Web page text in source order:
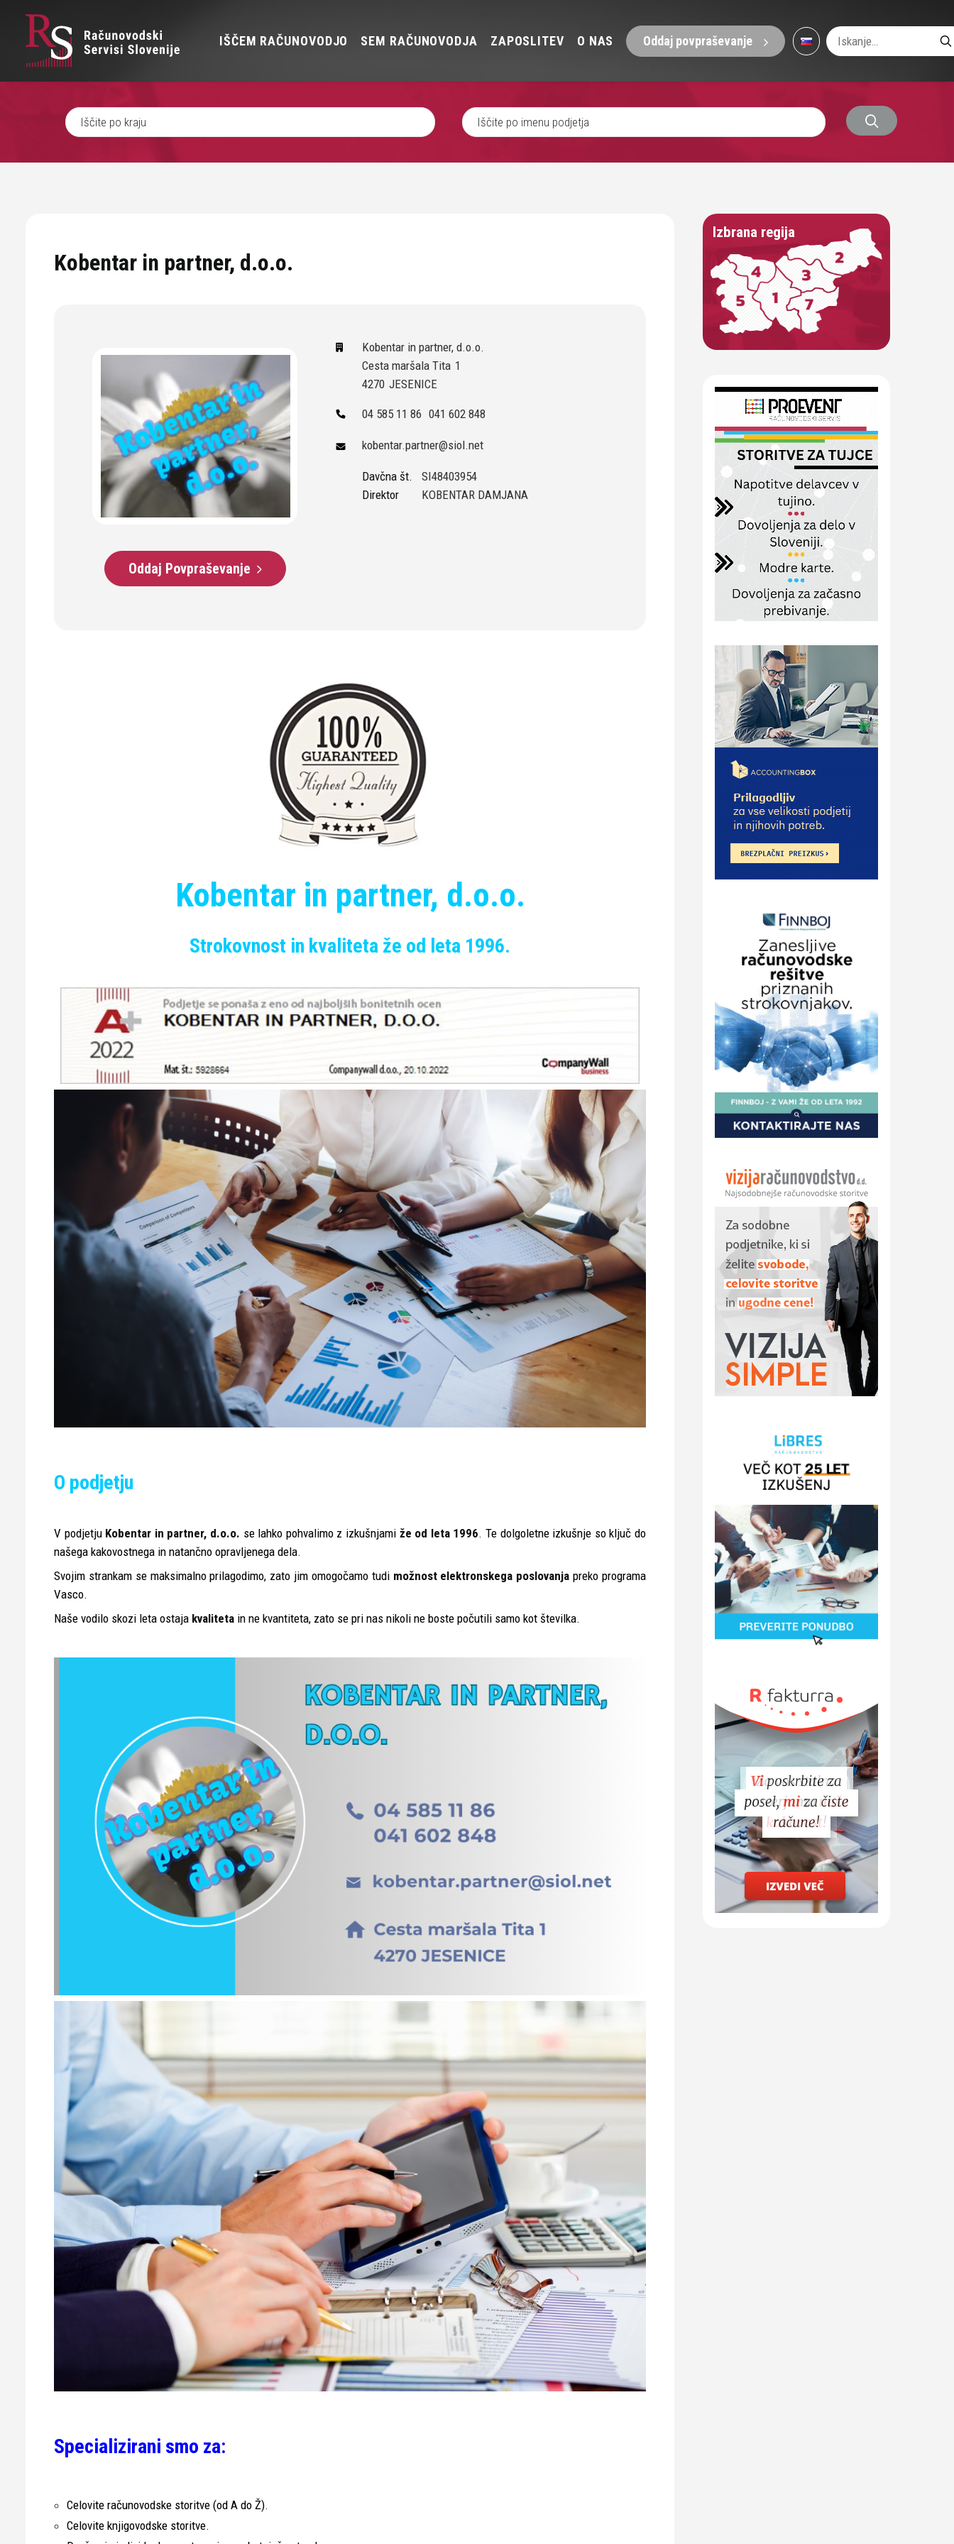
IŠČEM RAČUNOVODJO SEM RAČUNOVODJA ZAPOSLITEV O NAS Oddaj povpraševanje
Kobentar in partner, d.o.o.
Oddaj Povpraševanje
Kobentar in partner, d.o.o.
Cesta maršala Tita 1
4270 JESENICE
04 585 11 86 041 602 848
kobentar.partner@siol.net
Davčna št.
SI48403954
Direktor
KOBENTAR DAMJANA
Kobentar in partner, d.o.o.
Strokovnost in kvaliteta že od leta 1996.
O podjetju
V podjetju Kobentar in partner, d.o.o. se lahko pohvalimo z izkušnjami že od leta 1996. Te dolgoletne izkušnje so ključ do
našega kakovostnega in natančno opravljenega dela.
Svojim strankam se maksimalno prilagodimo, zato jim omogočamo tudi možnost elektronskega poslovanja preko programa
Vasco.
Naše vodilo skozi leta ostaja kvaliteta in ne kvantiteta, zato se pri nas nikoli ne boste počutili samo kot številka.
Specializirani smo za:
Celovite računovodske storitve (od A do Ž).
Celovite knjigovodske storitve.
Izbrana regija